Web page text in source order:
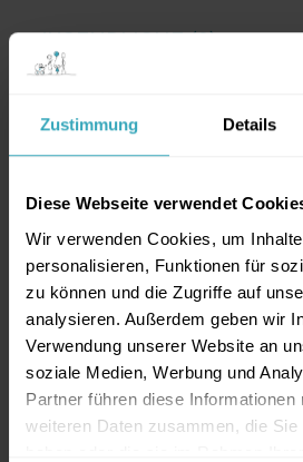
Zustimmung Details
Diese Webseite verwendet
Wir verwenden Cookies, um
personalisieren, Funktionen für
zu können und die Zugriffe auf
analysieren. Außerdem geben wir
Verwendung unserer Website an
soziale Medien, Werbung und
Partner führen diese
weiteren Daten zusammen, die Sie
JUGENDLICHE (9)
SCHWANGERE (4)
AKUTE ERKRANKUNGEN
ANTIBIOTIKA AUSSCHLAG
BAUCHSCHMERZEN BEIKOST
BETTNÄSSEN BLW